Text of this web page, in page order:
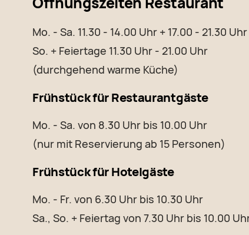
Mo. - Sa. 11.30 - 14.00 Uhr + 17.00 - 21.30 Uhr
So. + Feiertage 11.30 Uhr - 21.00 Uhr
(durchgehend warme Küche)
Frühstück für Restaurantgäste
Mo. - Sa. von 8.30 Uhr bis 10.00 Uhr
(nur mit Reservierung ab 15 Personen)
Frühstück für Hotelgäste
Mo. - Fr. von 6.30 Uhr bis 10.30 Uhr
Sa., So. + Feiertag von 7.30 Uhr bis 10.00